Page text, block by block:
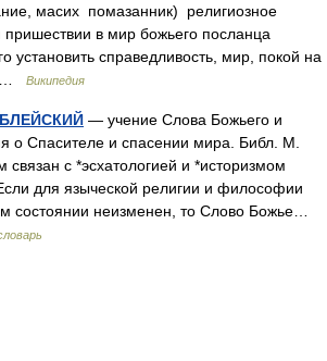
масих помазанник) религиозное
в мир божьего посланца
установить справедливость, мир, покой на
…
Википедия
— учение Слова Божьего и
о Спасителе и спасении мира. Библ. М.
с *эсхатологией и *историзмом
для языческой религии и философии
состоянии неизменен, то Слово Божье…